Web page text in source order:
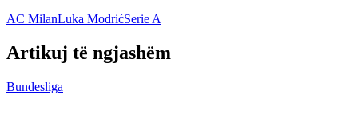
AC MilanLuka ModrićSerie A
Artikuj të ngjashëm
Bundesliga